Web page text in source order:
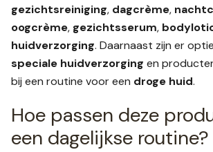
gezichtsreiniging, dagcrème,
oogcrème, gezichtsserum,
huidverzorging. Daarnaast zijn er
speciale huidverzorging en
bij een routine voor een droge huid.
Hoe passen deze
een dagelijkse routine?